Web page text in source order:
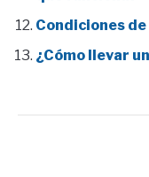
Condiciones
¿Cómo llevar